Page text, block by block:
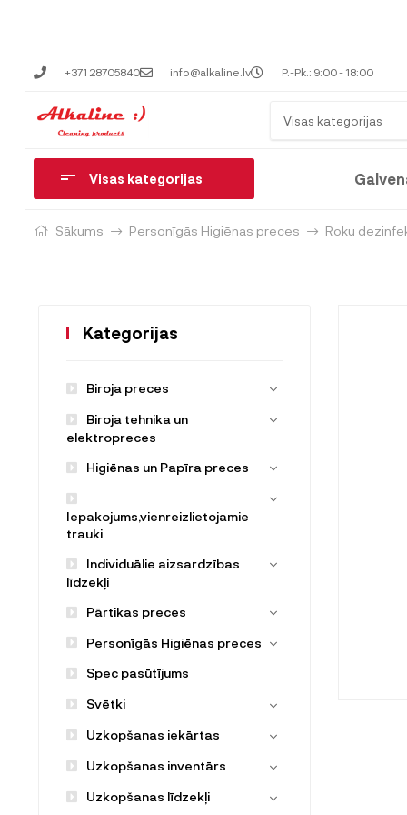
+371 28705840 info@alkaline.lv P.-Pk.: 9:00 - 18:00
Visas kategorijas
Visas kategorijas
Sākums Personīgās Higiēnas preces Roku
Kategorijas
Biroja preces
Biroja tehnika un
elektropreces
Higiēnas un Papīra preces
Iepakojums,vienreizlietojamie
trauki
Individuālie aizsardzības
līdzekļi
Pārtikas preces
Personīgās Higiēnas preces
Spec pasūtījums
Svētki
Uzkopšanas iekārtas
Uzkopšanas inventārs
Uzkopšanas līdzekļi